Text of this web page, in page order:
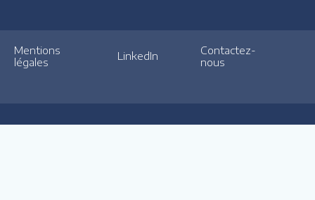
Mentions
légales
LinkedIn
Contactez-
nous